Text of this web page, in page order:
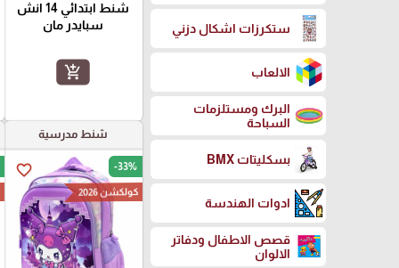
ستكرزات اشكال دزني
الالعاب
البرك ومستلزمات
السباحة
بسكليتات BMX
ادوات الهندسة
قصص الاطفال ودفاتر
الالوان
شنط ابتدائي 14 انش
سبايدر مان
add_shopping_cart
شنط مدرسية
favorite_border -33%
كولكشن 2026